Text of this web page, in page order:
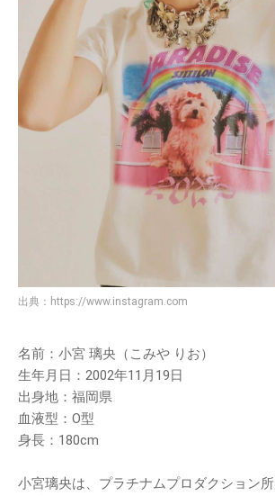
出典： https://www.instagram.com
名前：小宮 璃央（こみや りお）
生年月日：2002年11月19日
出身地：福岡県
血液型：O型
身長：180cm
小宮璃央は、プラチナムプロダクション